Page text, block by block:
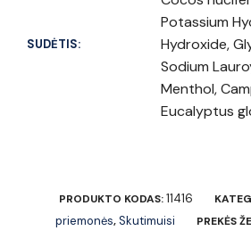
SUDĖTIS:
Potassium
Hydroxide,
Sodium
Menthol,
Eucalyptus
PRODUKTO KODAS:11416
priemonės,Skutimuisi PREKĖS